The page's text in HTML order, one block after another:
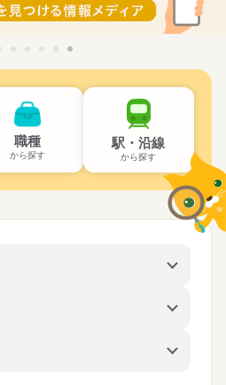
職種
から探す
駅・沿線
から探す